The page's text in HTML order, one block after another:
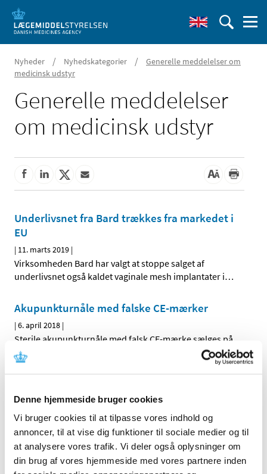
Denne hjemmeside bruger cookies
Vi bruger cookies til at tilpasse vores indhold og
annoncer, til at vise dig funktioner til sociale medier og til
at analysere vores trafik. Vi deler også oplysninger om
din brug af vores hjemmeside med vores partnere inden
Nyheder / Nyhedskategorier /
Generelle meddelelser om
medicinsk udstyr
Generelle meddelelser
om medicinsk udstyr
Underlivsnet fra Bard trækkes fra markedet i
EU
| 11. marts 2019 |
Virksomheden Bard har valgt at stoppe salget af
underlivsnet også kaldet vaginale mesh implantater i…
Akupunkturnåle med falske CE-mærker
|6. april 2018 |
Sterile akupunkturnåle med falsk CE-mærke sælges på
nettet. Vær opmærksom på produkterne, da der ikke…
Fiasp og Tresiba U100
|24. marts 2018|
Der er indberettet flere tilfælde af forveksling, hvor
patienter fejlagtigt har taget måltids-insulin Fiasp, som…